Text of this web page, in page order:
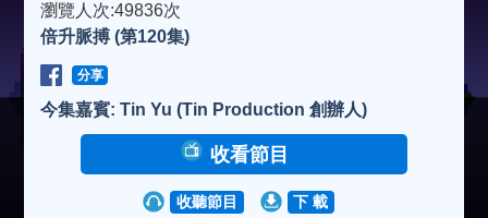
V
瀏覽人次:49836次
倍升脈搏 (第120集)
分享
今集嘉賓: Tin Yu (Tin Production 創辦人)
收看節目
收聽節目 下 載